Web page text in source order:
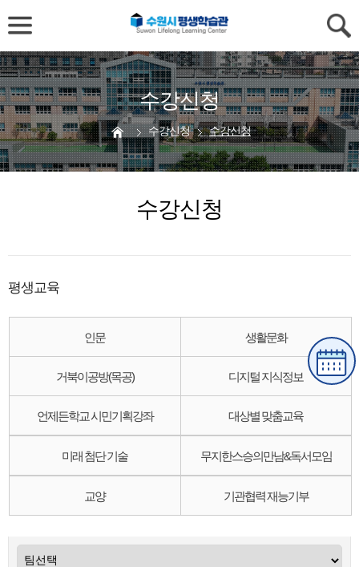
수강신청
수강신청 수강신청
수강신청
평생교육
인문 생활문화
거북이공방(목공) 디지털 지식정보
언제든학교 시민기획강좌 대상별 맞춤교육
미래 첨단 기술 무지한스승의만남&독서모임
교양 기관협력 재능기부